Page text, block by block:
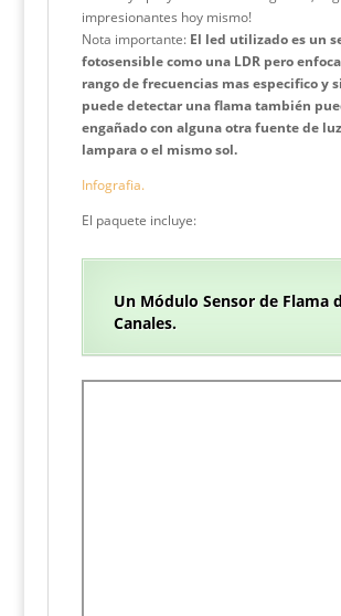
impresionantes hoy mismo!
Nota importante:El led utilizado es un
fotosensible como una LDR pero
rango de frecuencias mas especifico y
puede detectar una flama también
engañado con alguna otra fuente de
lampara o el mismo sol.
Infografia.
El paquete incluye:
Un Módulo Sensor de Flama
Canales.